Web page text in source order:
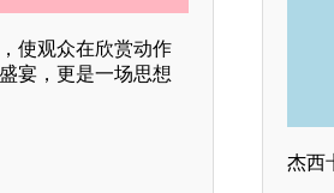
使观众在欣赏动作
宴，更是一场思想
杰西